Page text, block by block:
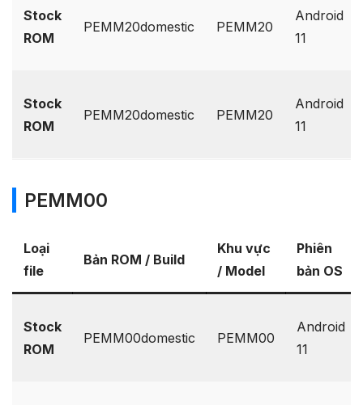
Stock
ROM
PEMM20domestic PEMM20
Android
11
Stock
ROM
PEMM20domestic PEMM20
Android
11
PEMM00
Loại
file
Bản ROM / Build
Khu vực
/ Model
Phiên
bản OS
Stock
ROM
PEMM00domestic PEMM00
Android
11